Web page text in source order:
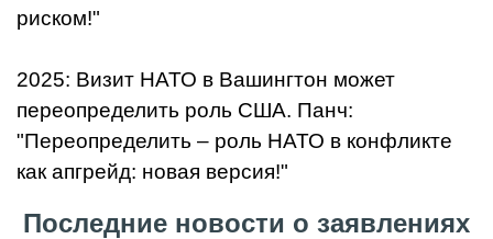
риском!"
2025: Визит НАТО в Вашингтон может
переопределить роль США. Панч:
"Переопределить – роль НАТО в конфликте
как апгрейд: новая версия!"
Последние новости о заявлениях